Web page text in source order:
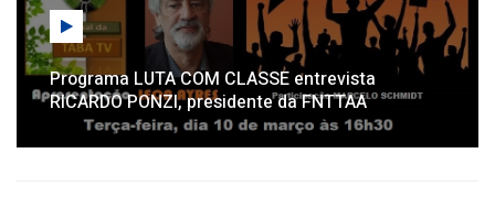
Programa LUTA COM CLASSE entrevista
RICARDO PONZI, presidente da FNTTAA